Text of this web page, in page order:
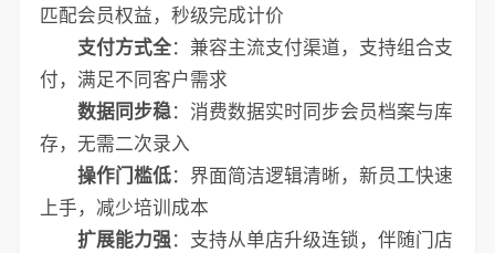
匹配会员权益，秒级完成计价
支付方式全：兼容主流支付渠道，支持组合支
付，满足不同客户需求
数据同步稳：消费数据实时同步会员档案与库
存，无需二次录入
操作门槛低：界面简洁逻辑清晰，新员工快速
上手，减少培训成本
扩展能力强 ：支持从单店升级连锁，伴随门店